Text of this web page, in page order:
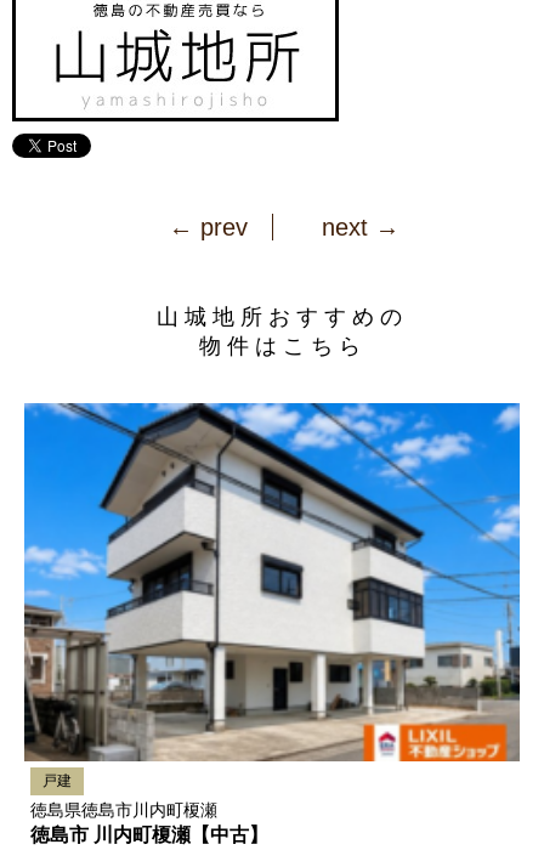
← prev next →
山城地所おすすめの
物件はこちら
戸建
徳島県徳島市川内町榎瀬
徳島市 川内町榎瀬【中古】